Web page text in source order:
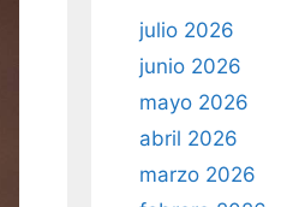
julio 2026
junio 2026
mayo 2026
abril 2026
marzo 2026